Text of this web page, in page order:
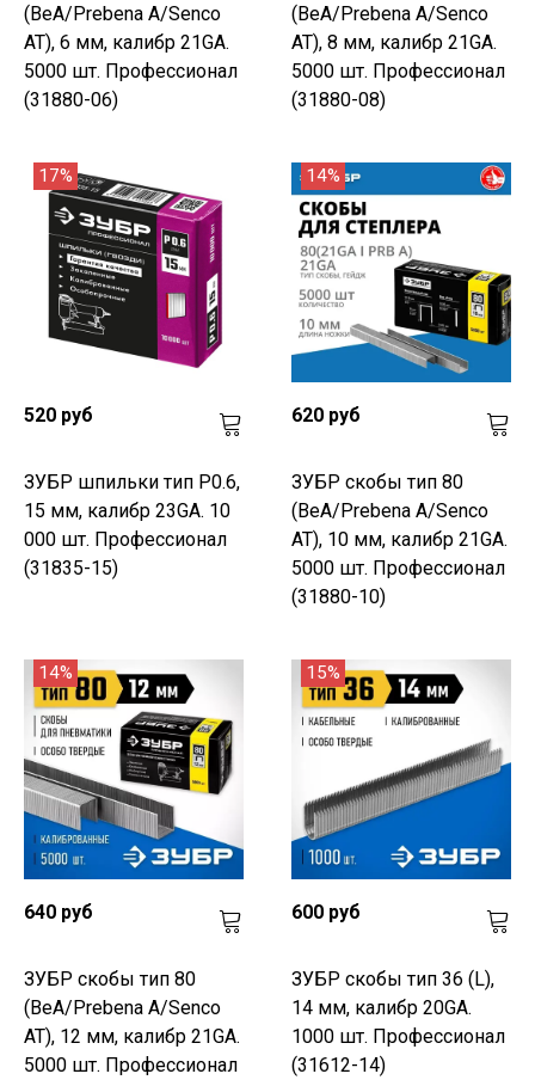
(BeA/Prebena A/Senco
AT), 6 мм, калибр 21GA.
5000 шт. Профессионал
(31880-06)
(BeA/Prebena A/Senco
AT), 8 мм, калибр 21GA.
5000 шт. Профессионал
(31880-08)
17%
520 руб
ЗУБР шпильки тип P0.6,
15 мм, калибр 23GA. 10
000 шт. Профессионал
(31835-15)
14%
620 руб
ЗУБР скобы тип 80
(BeA/Prebena A/Senco
AT), 10 мм, калибр 21GA.
5000 шт. Профессионал
(31880-10)
14%
640 руб
ЗУБР скобы тип 80
(BeA/Prebena A/Senco
AT), 12 мм, калибр 21GA.
5000 шт. Профессионал
15%
600 руб
ЗУБР скобы тип 36 (L),
14 мм, калибр 20GA.
1000 шт. Профессионал
(31612-14)